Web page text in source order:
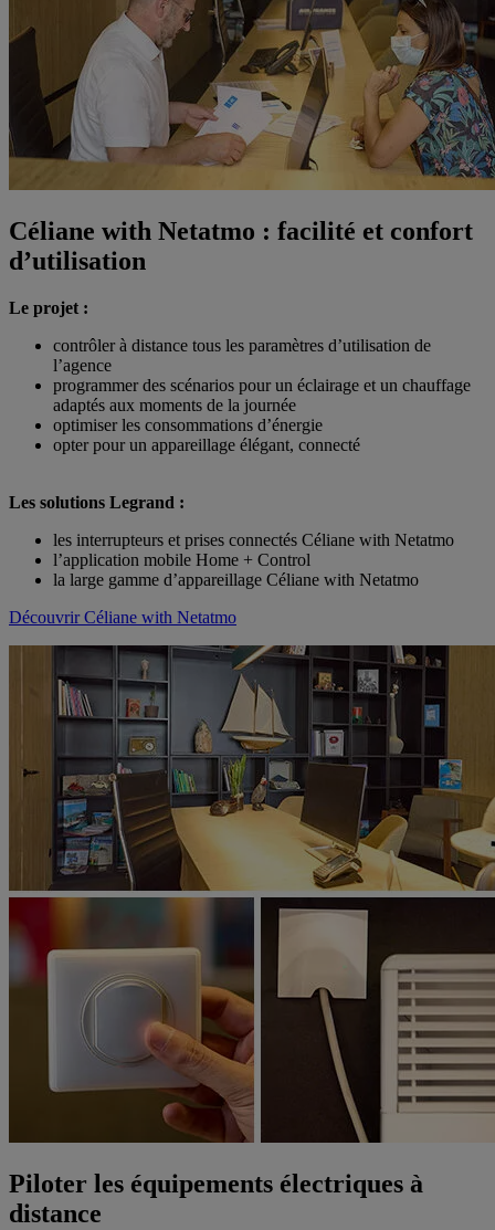
Céliane with Netatmo : facilité et confort
d’utilisation
Le projet :
contrôler à distance tous les paramètres d’utilisation de
l’agence
programmer des scénarios pour un éclairage et un chauffage
adaptés aux moments de la journée
optimiser les consommations d’énergie
opter pour un appareillage élégant, connecté
Les solutions Legrand :
les interrupteurs et prises connectés Céliane with Netatmo
l’application mobile Home + Control
la large gamme d’appareillage Céliane with Netatmo
Découvrir Céliane with Netatmo
Piloter les équipements électriques à
distance